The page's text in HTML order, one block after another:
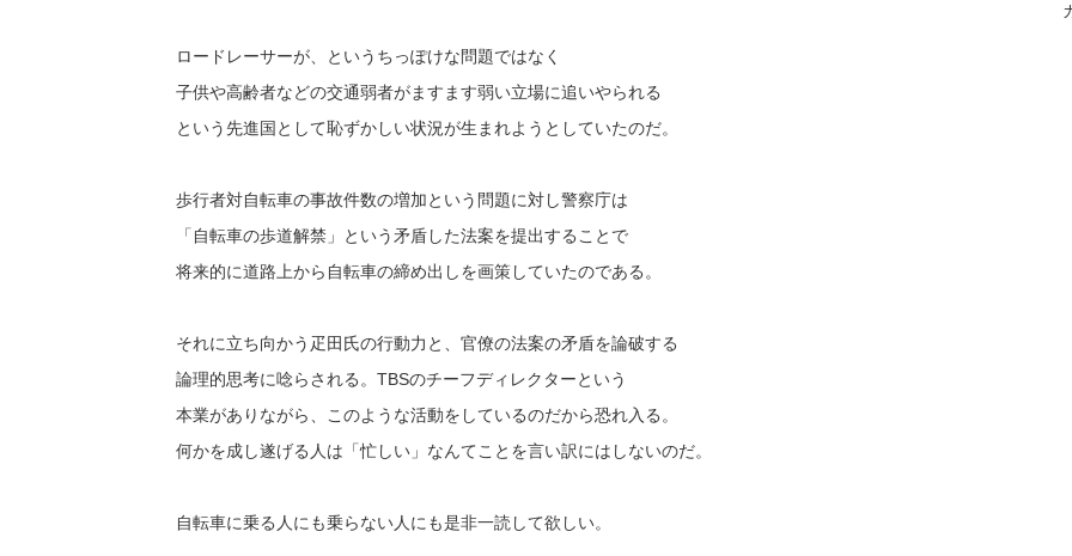
ロードレーサーが、というちっぽけな問題ではなく
子供や高齢者などの交通弱者がますます弱い立場に追いやられる
という先進国として恥ずかしい状況が生まれようとしていたのだ。
歩行者対自転車の事故件数の増加という問題に対し警察庁は
「自転車の歩道解禁」という矛盾した法案を提出することで
将来的に道路上から自転車の締め出しを画策していたのである。
それに立ち向かう疋田氏の行動力と、官僚の法案の矛盾を論破する
論理的思考に唸らされる。TBSのチーフディレクターという
本業がありながら、このような活動をしているのだから恐れ入る。
何かを成し遂げる人は「忙しい」なんてことを言い訳にはしないのだ。
自転車に乗る人にも乗らない人にも是非一読して欲しい。